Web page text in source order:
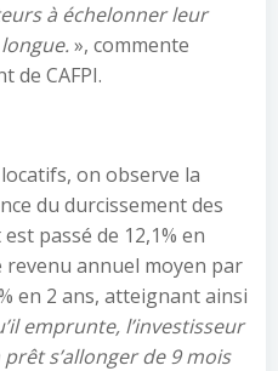
à échelonner leur
», commente
de CAFPI.
on observe la
du durcissement des
passé de 12,1% en
revenu annuel moyen par
en 2 ans, atteignant ainsi
emprunte, l’investisseur
s’allonger de 9 mois